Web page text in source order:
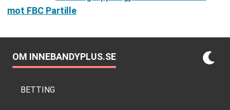
mot FBC Partille
OM INNEBANDYPLUS.SE
BETTING